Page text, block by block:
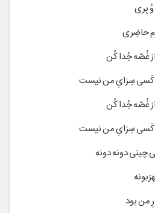
بِری
حاضِری
غُصّه جُدا کُن
کَسی سِزایِ من نیست
غُصّه جُدا کُن
کَسی سِزایِ من نیست
چینی دونه دونه
من بود